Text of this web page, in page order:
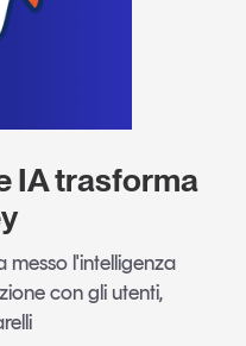
IA trasforma
messo l'intelligenza
con gli utenti,